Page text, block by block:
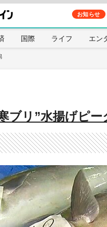
お知らせ
国際 ライフ エン
ブリ”水揚げピ